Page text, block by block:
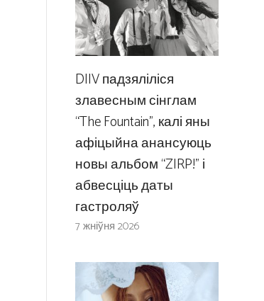
DIIV падзяліліся
злавесным сінглам
“The Fountain”, калі яны
афіцыйна анансуюць
новы альбом “ZIRP!” і
абвесціць даты
гастроляў
7 жніўня 2026